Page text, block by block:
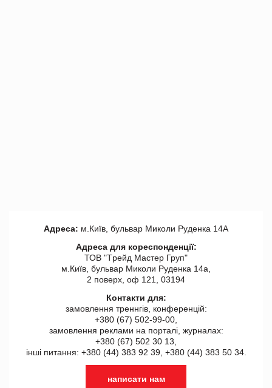
Адреса: м.Київ, бульвар Миколи Руденка 14А
Адреса для кореспонденції:
ТОВ "Tрейд Мастер Груп"
м.Київ, бульвар Миколи Руденка 14а,
2 поверх, оф 121, 03194
Контакти для:
замовлення треннгів, конференцій:
+380 (67) 502-99-00,
замовлення реклами на порталі, журналах:
+380 (67) 502 30 13,
інші питання: +380 (44) 383 92 39, +380 (44) 383 50 34.
написати нам